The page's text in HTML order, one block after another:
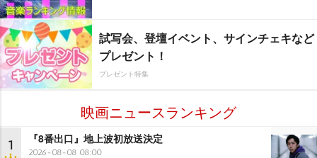
試写会、登壇イベント、サインチェキなど
プレゼント！
プレゼント特集
映画ニュースランキング
1 『8番出口』地上波初放送決定
2026-08-08 08:00